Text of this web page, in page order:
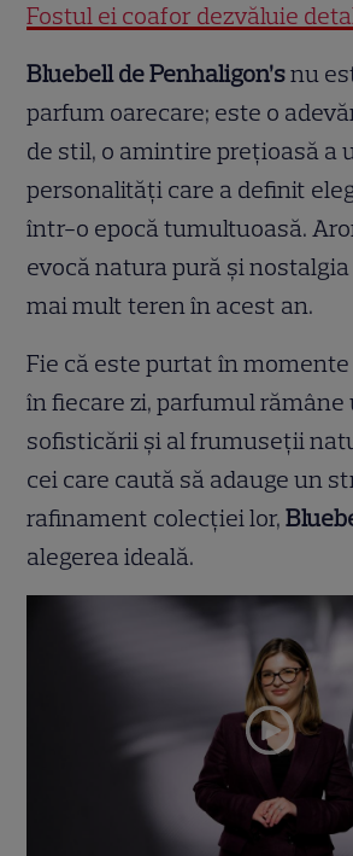
Fostul ei coafor dezvăluie
Bluebell de Penhaligon’snu
parfum oarecare; este o
de stil, o amintire prețioasă a
personalități care a definit
într-o epocă tumultuoasă.
evocă natura pură și
mai mult teren în acest an.
Fie că este purtat în
în fiecare zi, parfumul rămâne
sofisticării și al frumuseții
cei care caută să adauge un
rafinament colecției lor,
alegerea ideală.